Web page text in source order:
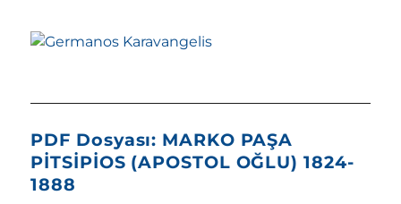
PDF Dosyası: MARKO PAŞA
PİTSİPİOS (APOSTOL OĞLU) 1824-
1888